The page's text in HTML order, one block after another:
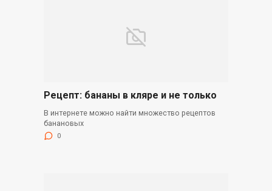
Рецепт: бананы в кляре и не только
В интернете можно найти множество рецептов
банановых
0